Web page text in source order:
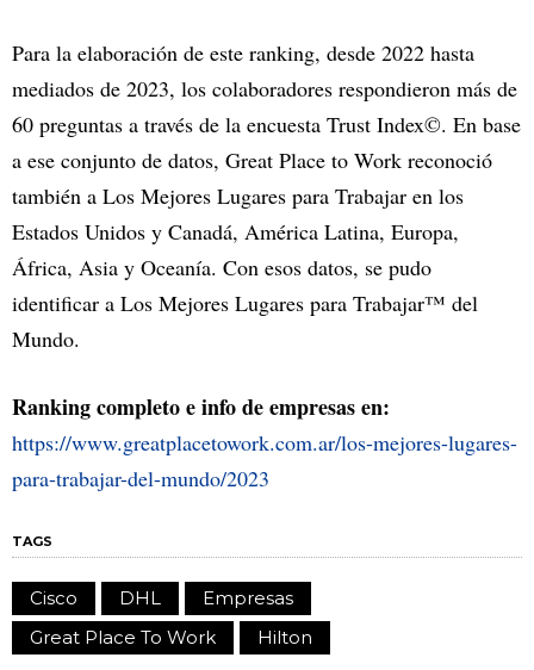
Para la elaboración de este ranking, desde 2022 hasta
mediados de 2023, los colaboradores respondieron más de
60 preguntas a través de la encuesta Trust Index©. En base
a ese conjunto de datos, Great Place to Work reconoció
también a Los Mejores Lugares para Trabajar en los
Estados Unidos y Canadá, América Latina, Europa,
África, Asia y Oceanía. Con esos datos, se pudo
identificar a Los Mejores Lugares para Trabajar™ del
Mundo.
Ranking completo e info de empresas en:
https://www.greatplacetowork.com.ar/los-mejores-lugares-
para-trabajar-del-mundo/2023
TAGS
Cisco DHL
Empresas
Great Place To Work
Hilton